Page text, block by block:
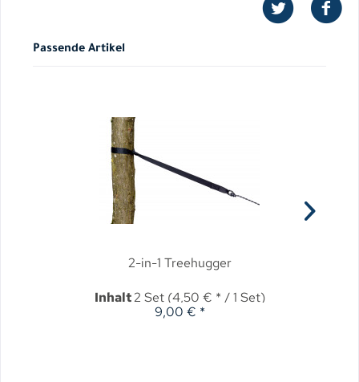
Passende Artikel
2-in-1 Treehugger
Inhalt2 Set (4,50 € * / 1 Set)
9,00 € *